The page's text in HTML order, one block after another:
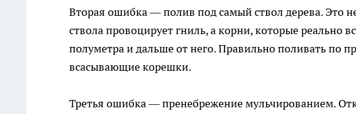
Вторая ошибка — полив под самый ствол дерева. Это
ствола провоцирует гниль, а корни, которые реально
полуметра и дальше от него. Правильно поливать по
всасывающие корешки.
Третья ошибка — пренебрежение мульчированием.